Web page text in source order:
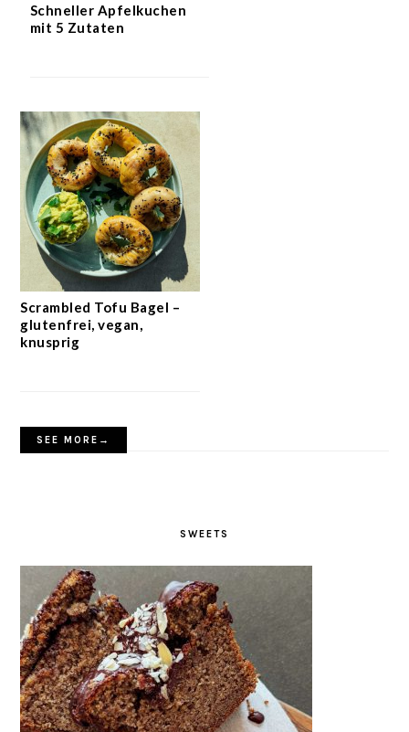
Schneller Apfelkuchen
mit 5 Zutaten
Scrambled Tofu Bagel –
glutenfrei, vegan,
knusprig
SEE MORE→
SWEETS